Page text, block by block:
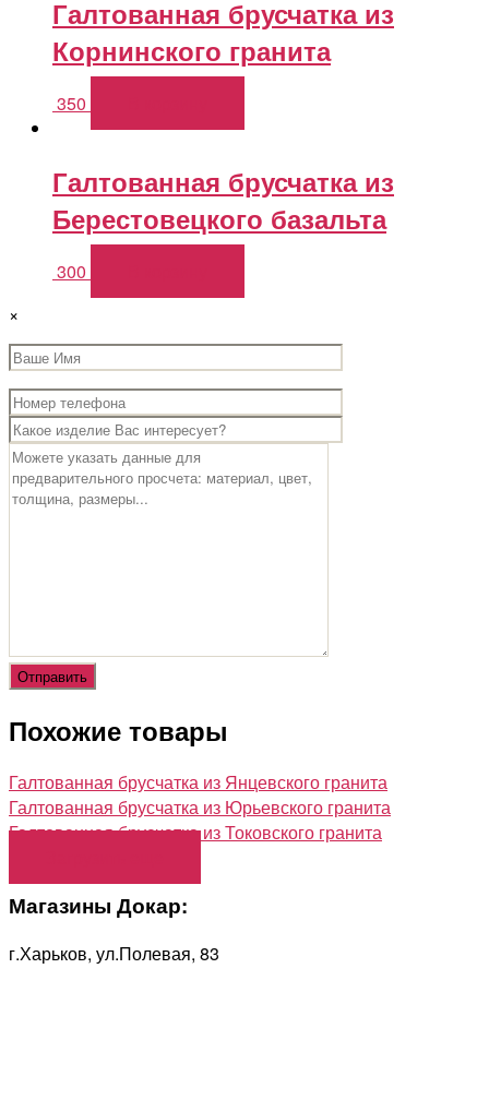
Галтованная брусчатка из
Корнинского гранита
350
Галтованная брусчатка из
Берестовецкого базальта
300
×
Похожие товары
Галтованная брусчатка из Янцевского гранита
Галтованная брусчатка из Юрьевского гранита
Галтованная брусчатка из Токовского гранита
Магазины Докар:
г.Харьков, ул.Полевая, 83